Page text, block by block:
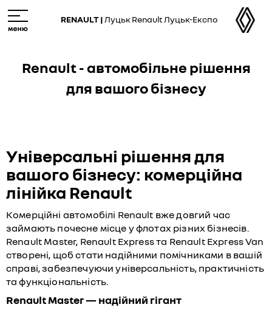
to
main
RENAULT | Луцьк Renault Луцьк-Експо
Renault - автомобільне рішення
для вашого бізнесу
Універсальні рішення для
вашого бізнесу: комерційна
лінійка Renault
Комерційні автомобілі Renault вже довгий час
займають почесне місце у флотах різних бізнесів.
Renault Master, Renault Express та Renault Express Van
створені, щоб стати надійними помічниками в вашій
справі, забезпечуючи універсальність, практичність
та функціональність.
Renault Master — надійний гігант